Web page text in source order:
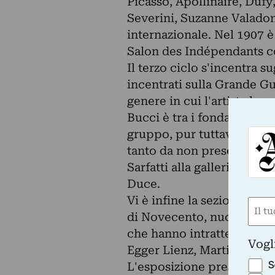
Severini, Suzanne
internazionale. Nel 1907
Salon des Indépendants
Il terzo ciclo s'incentra
incentrati sulla Grande
genere in cui l'artista ha
Bucci è tra i fondatori del
gruppo, pur tuttavia egli
tanto da non presentarsi
Sarfatti alla galleria
Duce.
Vi è infine la sezione
di Novecento, nucleo
che hanno intrattenuto
Egger Lienz, Martini,
L'esposizione presenta
Nome